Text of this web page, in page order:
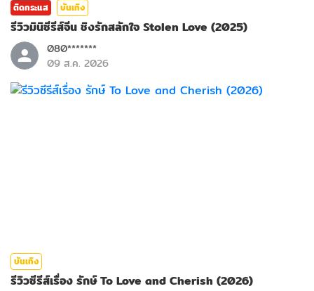
ติดกระแส บันเทิง
รีวิวมินิซีรีส์จีน ชิงรักสลักใจ Stolen Love (2025)
080*******
09 ส.ค. 2026
บันเทิง
รีวิวซีรีส์เรื่อง รักษ์ To Love and Cherish (2026)